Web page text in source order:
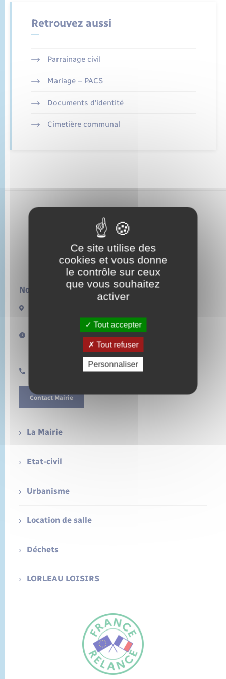
Cimetière communal
Retrouvez aussi
Parrainage civil
Mariage – PACS
Documents d’identité
Cimetière communal
Nous contacter :
27480 LORLEAU
Horaires d'ouverture :
Lundi de 14h à 17h
Samedi de 11h à 12h
Contact Mairie
La Mairie
Etat-civil
Urbanisme
Location de salle
Déchets
LORLEAU LOISIRS
Ce site utilise des
cookies et vous donne
le contrôle sur ceux
que vous souhaitez
activer
Tout accepter
Tout refuser
Personnaliser